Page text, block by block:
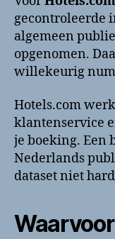
gecontroleerde
algemeen
opgenomen.
willekeurig
Hotels.com
klantenservice
je boeking. Een
Nederlands
dataset niet